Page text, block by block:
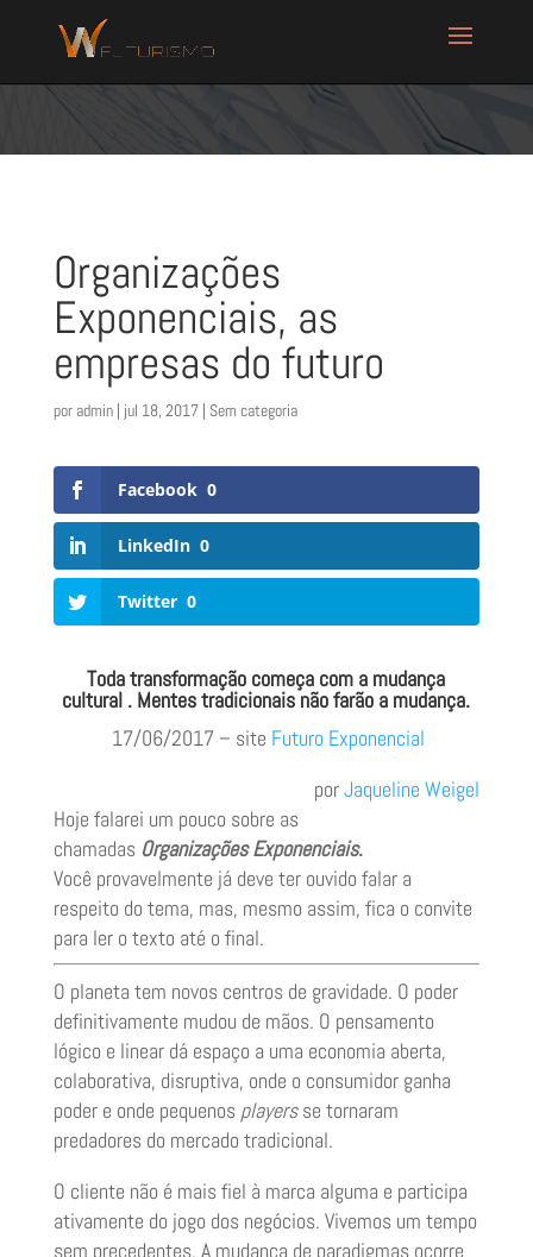
Organizações
Exponenciais, as
empresas do futuro
por admin| jul 18, 2017| Sem categoria
Facebook 0
LinkedIn 0
Twitter 0
Toda transformação começa com a mudança
cultural . Mentes tradicionais não farão a mudança.
17/06/2017 – site Futuro Exponencial
porJaqueline Weigel
Hoje falarei um pouco sobre as
chamadas Organizações Exponenciais.
Você provavelmente já deve ter ouvido falar a
respeito do tema, mas, mesmo assim, fica o convite
para ler o texto até o final.
O planeta tem novos centros de gravidade. O poder
definitivamente mudou de mãos. O pensamento
lógico e linear dá espaço a uma economia aberta,
colaborativa, disruptiva, onde o consumidor ganha
poder e onde pequenos playersse tornaram
predadores do mercado tradicional.
O cliente não é mais fiel à marca alguma e participa
ativamente do jogo dos negócios. Vivemos um tempo
sem precedentes. A mudança de paradigmas ocorre